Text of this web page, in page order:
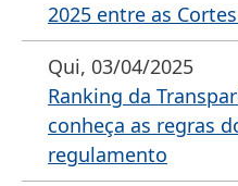
2025 entre as
Qui, 03/04/2025
Ranking da
conheça as regras
regulamento